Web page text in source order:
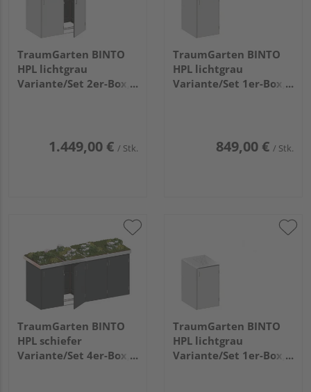
TraumGarten BINTO
HPL lichtgrau
Variante/Set 2er-Box,
1.449,00 € / Stk.
TraumGarten BINTO
HPL lichtgrau
Variante/Set 1er-Box,
849,00 € / Stk.
TraumGarten BINTO
HPL schiefer
Variante/Set 4er-Box,
TraumGarten BINTO
HPL lichtgrau
Variante/Set 1er-Box,